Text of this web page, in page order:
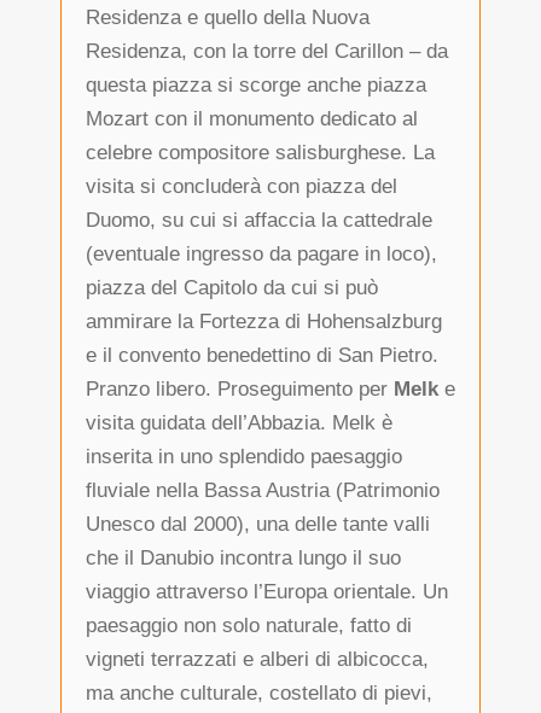
Residenza e quello della Nuova
Residenza, con la torre del Carillon – da
questa piazza si scorge anche piazza
Mozart con il monumento dedicato al
celebre compositore salisburghese. La
visita si concluderà con piazza del
Duomo, su cui si affaccia la cattedrale
(eventuale ingresso da pagare in loco),
piazza del Capitolo da cui si può
ammirare la Fortezza di Hohensalzburg
e il convento benedettino di San Pietro.
Pranzo libero. Proseguimento per Melk e
visita guidata dell’Abbazia. Melk è
inserita in uno splendido paesaggio
fluviale nella Bassa Austria (Patrimonio
Unesco dal 2000), una delle tante valli
che il Danubio incontra lungo il suo
viaggio attraverso l’Europa orientale. Un
paesaggio non solo naturale, fatto di
vigneti terrazzati e alberi di albicocca,
ma anche culturale, costellato di pievi,